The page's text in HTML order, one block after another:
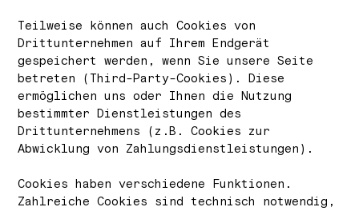
Teilweise können auch Cookies von
Drittunternehmen auf Ihrem Endgerät
gespeichert werden, wenn Sie unsere Seite
betreten (Third-Party-Cookies). Diese
ermöglichen uns oder Ihnen die Nutzung
bestimmter Dienstleistungen des
Drittunternehmens (z.B. Cookies zur
Abwicklung von Zahlungsdienstleistungen).
Cookies haben verschiedene Funktionen.
Zahlreiche Cookies sind technisch notwendig,